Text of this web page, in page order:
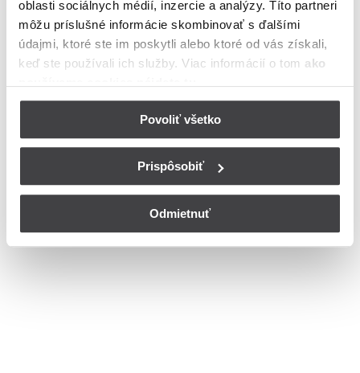
oblasti sociálnych médií, inzercie a analýzy. Títo partneri
môžu príslušné informácie skombinovať s ďalšími
údajmi, ktoré ste im poskytli alebo ktoré od vás získali,
keď ste používali ich služby. Viac informácií o tom ako
Povoliť všetko
Prispôsobiť
Odmietnuť
Ulica
Bohužiaľ, nedisponujeme zoznamom dostupných ulíc v danom
meste
© Copyright 2026
Nastavenia cookies